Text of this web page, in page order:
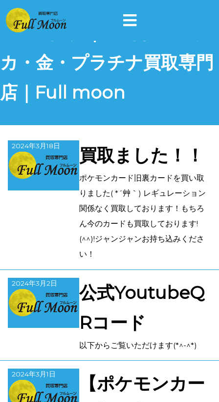
2024年3月 | 富山県のポケ
カ・金・プラチナ買取専門
店｜Full moon
2024年3月18日 買取ました！！
ポケモンカード旧裏カードを買い取
りました( *´艸｀) レギュレーション
関係なく買取しております！もちろ
ん今のカードも買取しております!
(^^)!ジャンジャンお持ち込みくださ
い！
2024年3月2日
公式YoutubeQ
Rコード
以下からご覧いただけます(*^-^*)
2024年3月1日
【ポケモンカー